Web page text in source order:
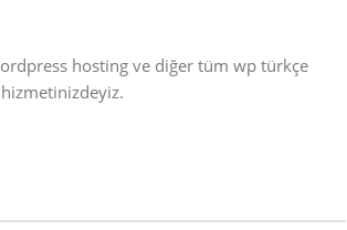
hosting ve diğer tüm wp türkçe
hizmetinizdeyiz.